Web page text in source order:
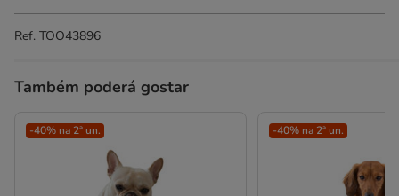
Ref. TOO43896
Também poderá gostar
-40% na 2ª un. -40% na 2ª un.